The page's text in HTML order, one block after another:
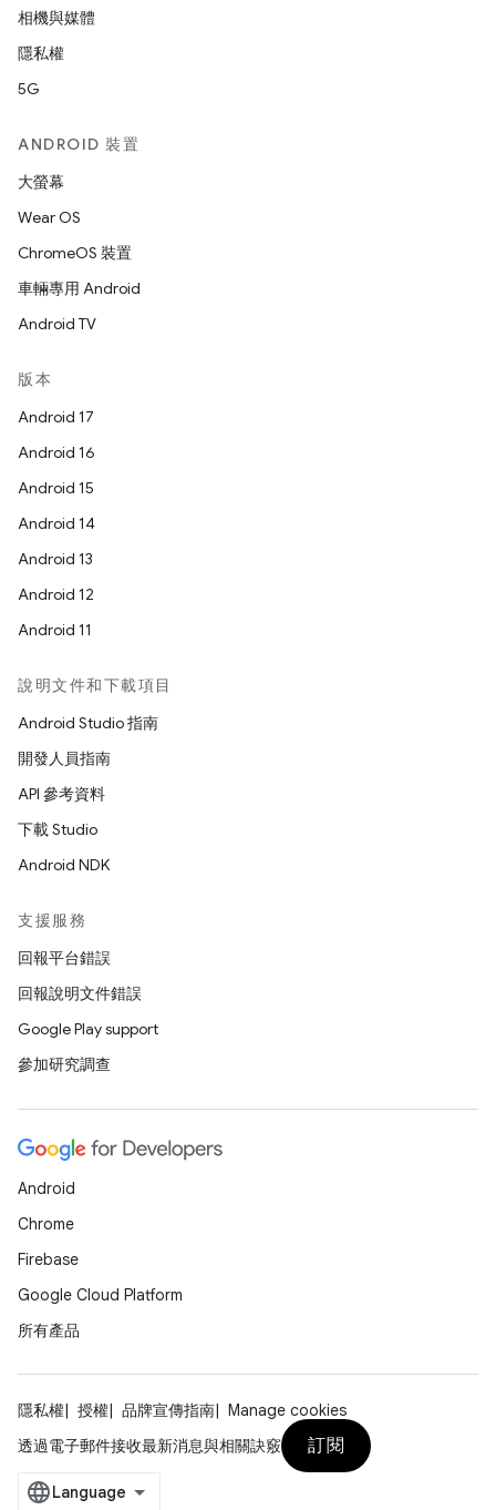
相機與媒體
隱私權
5G
ANDROID 裝置
大螢幕
Wear OS
ChromeOS 裝置
車輛專用 Android
Android TV
版本
Android 17
Android 16
Android 15
Android 14
Android 13
Android 12
Android 11
說明文件和下載項目
Android Studio 指南
開發人員指南
API 參考資料
下載 Studio
Android NDK
支援服務
回報平台錯誤
回報說明文件錯誤
Google Play support
參加研究調查
Android
Chrome
Firebase
Google Cloud Platform
所有產品
隱私權 授權 品牌宣傳指南
Manage cookies
透過電子郵件接收最新消息與相關訣竅
訂閱